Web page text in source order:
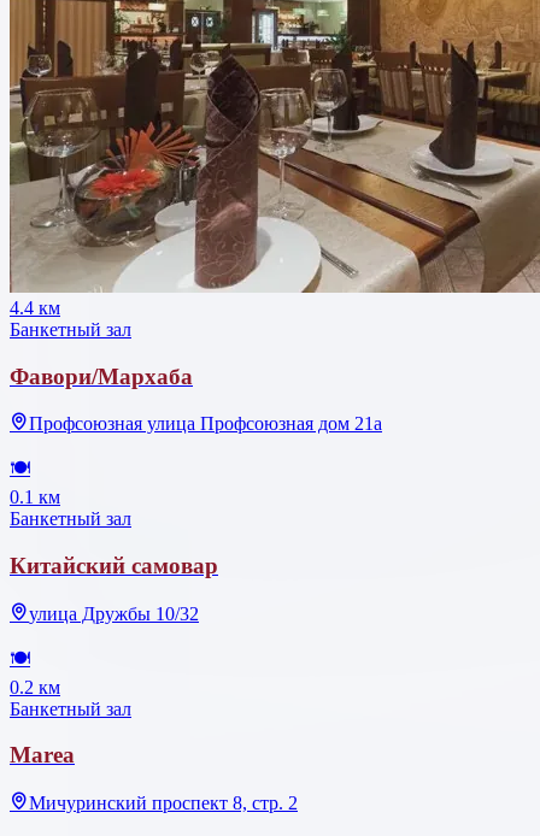
4.4 км
Банкетный зал
Фавори/Мархаба
Профсоюзная улица Профсоюзная дом 21а
🍽
0.1 км
Банкетный зал
Китайский самовар
улица Дружбы 10/32
🍽
0.2 км
Банкетный зал
Marea
Мичуринский проспект 8, стр. 2